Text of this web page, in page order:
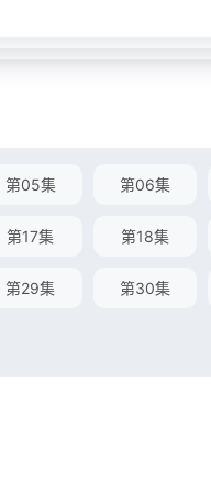
第05集 第06集
第17集 第18集
第29集 第30集